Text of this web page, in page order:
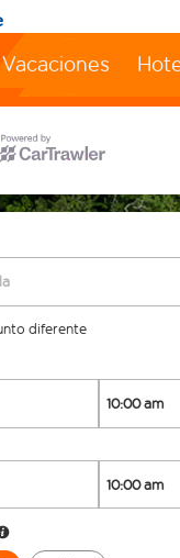
Vacaciones
diferente